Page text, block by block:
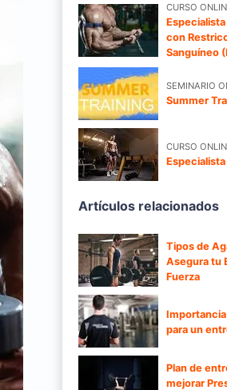
CURSO
con
Sanguíneo
SEMINARIO
Summer
CURSO
Artículos relacionados
Tipos de
Asegura tu
Fuerza
para un
Plan de
mejorar